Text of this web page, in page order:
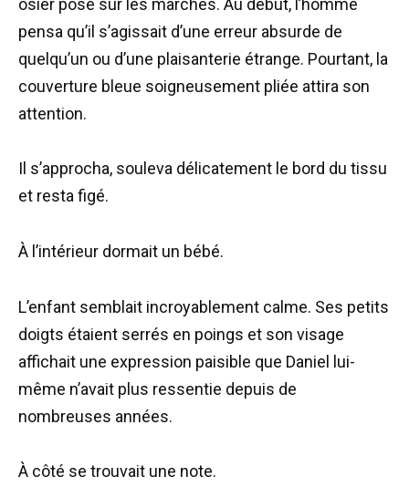
osier posé sur les marches. Au début, l’homme
pensa qu’il s’agissait d’une erreur absurde de
quelqu’un ou d’une plaisanterie étrange. Pourtant, la
couverture bleue soigneusement pliée attira son
attention.
Il s’approcha, souleva délicatement le bord du tissu
et resta figé.
À l’intérieur dormait un bébé.
L’enfant semblait incroyablement calme. Ses petits
doigts étaient serrés en poings et son visage
affichait une expression paisible que Daniel lui-
même n’avait plus ressentie depuis de
nombreuses années.
À côté se trouvait une note.